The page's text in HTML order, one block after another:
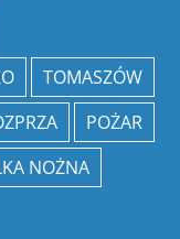
TOMASZÓW
POŻAR
NOŻNA